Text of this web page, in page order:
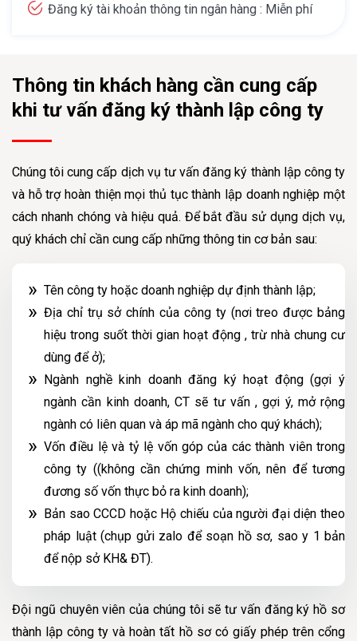
Đăng ký tài khoản thông tin ngân hàng : Miễn phí
Thông tin khách hàng cần cung cấp
khi tư vấn đăng ký thành lập công ty
Chúng tôi cung cấp dịch vụ tư vấn đăng ký thành lập công ty
và hỗ trợ hoàn thiện mọi thủ tục thành lập doanh nghiệp một
cách nhanh chóng và hiệu quả. Để bắt đầu sử dụng dịch vụ,
quý khách chỉ cần cung cấp những thông tin cơ bản sau:
Tên công ty hoặc doanh nghiệp dự định thành lập;
Địa chỉ trụ sở chính của công ty (nơi treo được bảng
hiệu trong suốt thời gian hoạt động , trừ nhà chung cư
dùng để ở);
Ngành nghề kinh doanh đăng ký hoạt động (gợi ý
ngành cần kinh doanh, CT sẽ tư vấn , gợi ý, mở rộng
ngành có liên quan và áp mã ngành cho quý khách);
Vốn điều lệ và tỷ lệ vốn góp của các thành viên trong
công ty ((không cần chứng minh vốn, nên để tương
đương số vốn thực bỏ ra kinh doanh);
Bản sao CCCD hoặc Hộ chiếu của người đại diện theo
pháp luật (chụp gửi zalo để soạn hồ sơ, sao y 1 bản
để nộp sở KH& ĐT).
Đội ngũ chuyên viên của chúng tôi sẽ tư vấn đăng ký hồ sơ
thành lập công ty và hoàn tất hồ sơ có giấy phép trên cổng